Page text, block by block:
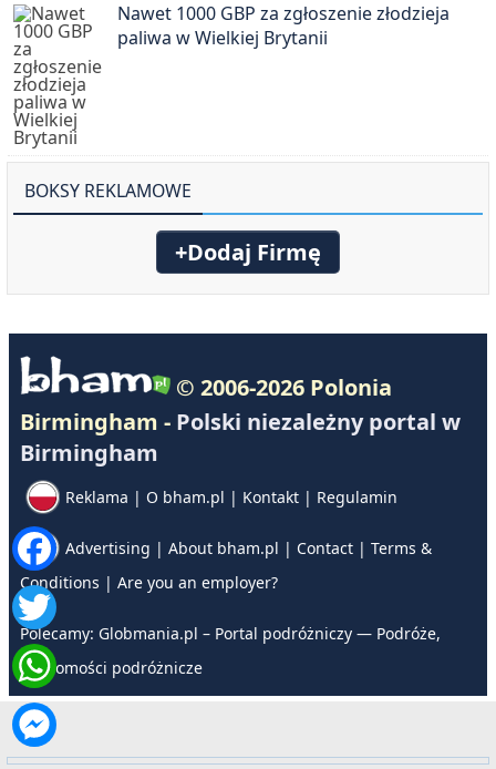
Nawet 1000 GBP za zgłoszenie złodzieja
paliwa w Wielkiej Brytanii
BOKSY REKLAMOWE
+Dodaj Firmę
© 2006-2026 Polonia
Birmingham - Polski niezależny portal w
Birmingham
Reklama | O bham.pl | Kontakt| Regulamin
Advertising | About bham.pl | Contact| Terms &
Conditions | Are you an employer?
Polecamy: Globmania.pl – Portal podróżniczy — Podróże,
wiadomości podróżnicze